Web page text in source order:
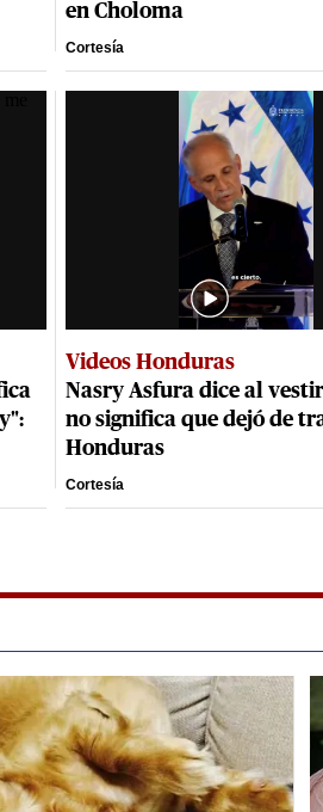
en Choloma
Cortesía
Videos Honduras
Nasry Asfura dice al
no significa que dejó de
Honduras
Cortesía